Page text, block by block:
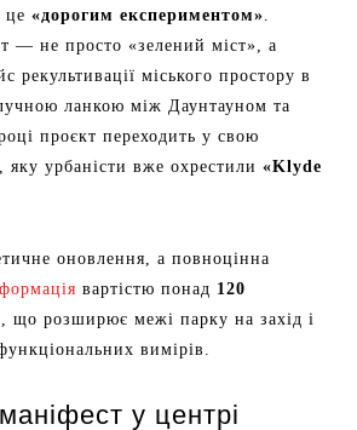
це «дорогим експериментом»
— не просто «зелений міст», а
рекультивації міського простору в
ланкою між Даунтауном та
проєкт переходить у свою
яку урбаністи вже охрестили «Klyde
оновлення, а повноцінна
вартістю понад 120
, що розширює межі парку на захід і
вимірів.
у центрі